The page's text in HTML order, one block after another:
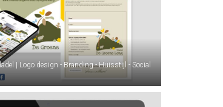
| Logo design - Branding - Huisstijl - Social